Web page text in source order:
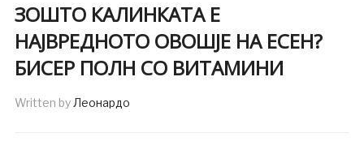
ЗОШТО КАЛИНКАТА Е
НАЈВРЕДНОТО ОВОШЈЕ НА ЕСЕН?
БИСЕР ПОЛН СО ВИТАМИНИ
Written byЛеонардо